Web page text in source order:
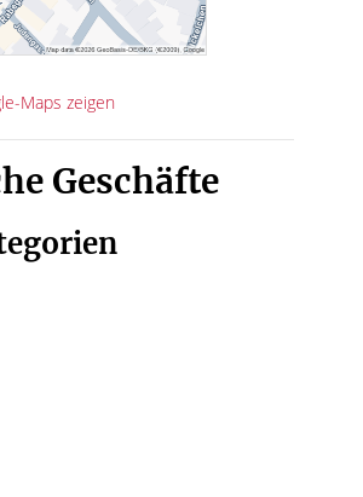
Maps zeigen
Geschäfte